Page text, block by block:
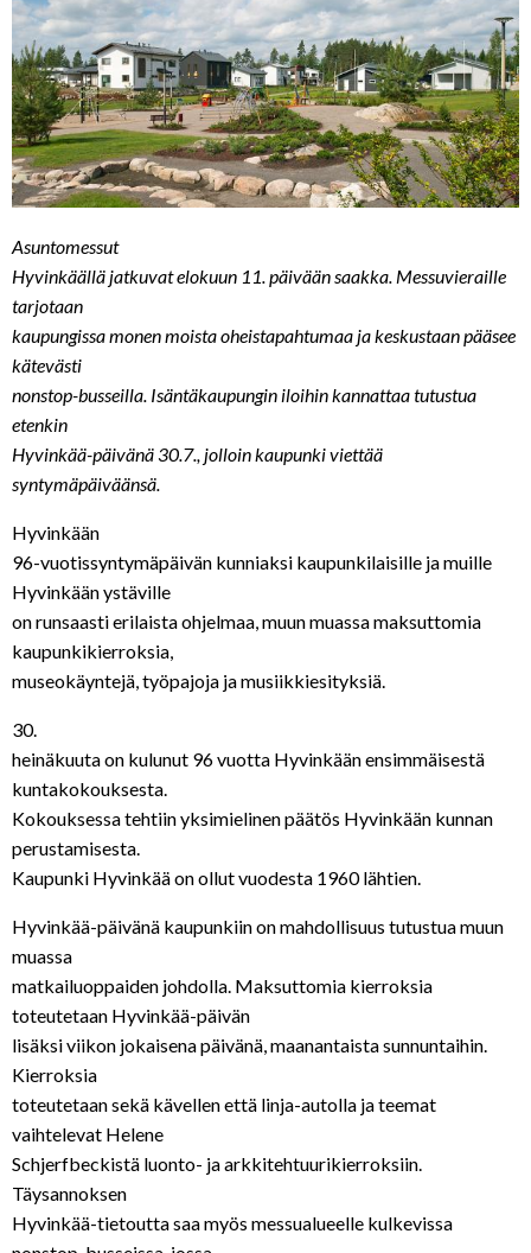
Asuntomessut
Hyvinkäällä jatkuvat elokuun 11. päivään saakka. Messuvieraille
tarjotaan
kaupungissa monen moista oheistapahtumaa ja keskustaan pääsee
kätevästi
nonstop-busseilla. Isäntäkaupungin iloihin kannattaa tutustua
etenkin
Hyvinkää-päivänä 30.7., jolloin kaupunki viettää
syntymäpäiväänsä.
Hyvinkään
96-vuotissyntymäpäivän kunniaksi kaupunkilaisille ja muille
Hyvinkään ystäville
on runsaasti erilaista ohjelmaa, muun muassa maksuttomia
kaupunkikierroksia,
museokäyntejä, työpajoja ja musiikkiesityksiä.
30.
heinäkuuta on kulunut 96 vuotta Hyvinkään ensimmäisestä
kuntakokouksesta.
Kokouksessa tehtiin yksimielinen päätös Hyvinkään kunnan
perustamisesta.
Kaupunki Hyvinkää on ollut vuodesta 1960 lähtien.
Hyvinkää-päivänä kaupunkiin on mahdollisuus tutustua muun
muassa
matkailuoppaiden johdolla. Maksuttomia kierroksia
toteutetaan Hyvinkää-päivän
lisäksi viikon jokaisena päivänä, maanantaista sunnuntaihin.
Kierroksia
toteutetaan sekä kävellen että linja-autolla ja teemat
vaihtelevat Helene
Schjerfbeckistä luonto- ja arkkitehtuurikierroksiin.
Täysannoksen
Hyvinkää-tietoutta saa myös messualueelle kulkevissa